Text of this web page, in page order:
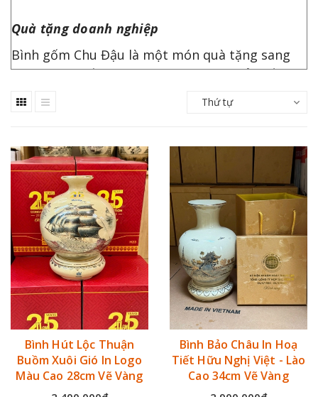
Quà tặng doanh nghiệp
Bình gốm Chu Đậu là một món quà tặng sang
trọng, tinh tế, mang ý nghĩa phong thủy tốt
doanh nghiệp. Do đó, bình gốm Chu Đậu là
Thứ tự
Bình Hút Lộc Thuận
Buồm Xuôi Gió In Logo
Màu Cao 28cm Vẽ Vàng
Bình Bảo Châu In Hoạ
Tiết Hữu Nghị Việt - Lào
Cao 34cm Vẽ Vàng